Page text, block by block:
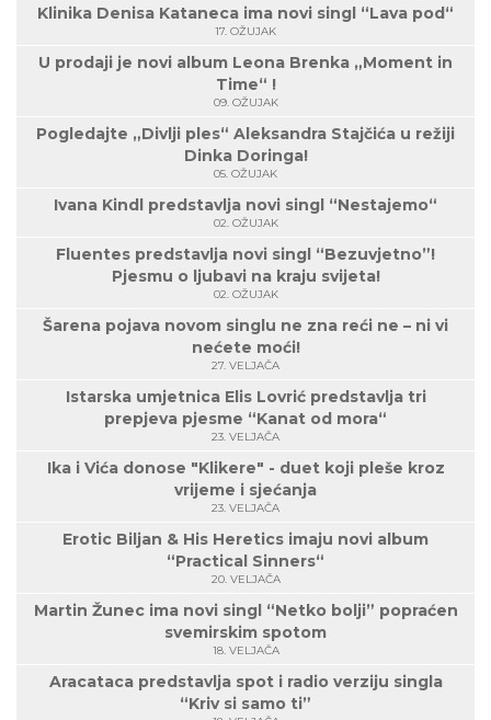
Klinika Denisa Kataneca ima novi singl “Lava pod“
17. OŽUJAK
U prodaji je novi album Leona Brenka „Moment in
Time“ !
09. OŽUJAK
Pogledajte „Divlji ples“ Aleksandra Stajčića u režiji
Dinka Doringa!
05. OŽUJAK
Ivana Kindl predstavlja novi singl “Nestajemo“
02. OŽUJAK
Fluentes predstavlja novi singl “Bezuvjetno”!
Pjesmu o ljubavi na kraju svijeta!
02. OŽUJAK
Šarena pojava novom singlu ne zna reći ne – ni vi
nećete moći!
27. VELJAČA
Istarska umjetnica Elis Lovrić predstavlja tri
prepjeva pjesme “Kanat od mora“
23. VELJAČA
Ika i Vića donose "Klikere" - duet koji pleše kroz
vrijeme i sjećanja
23. VELJAČA
Erotic Biljan & His Heretics imaju novi album
“Practical Sinners“
20. VELJAČA
Martin Žunec ima novi singl “Netko bolji” popraćen
svemirskim spotom
18. VELJAČA
Aracataca predstavlja spot i radio verziju singla
“Kriv si samo ti”